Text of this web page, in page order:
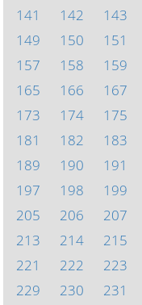
141
142 143
149
150 151
157
158 159
165
166 167
173
174 175
181
182 183
189
190 191
197
198 199
205
206 207
213
214 215
221
222 223
229
230 231